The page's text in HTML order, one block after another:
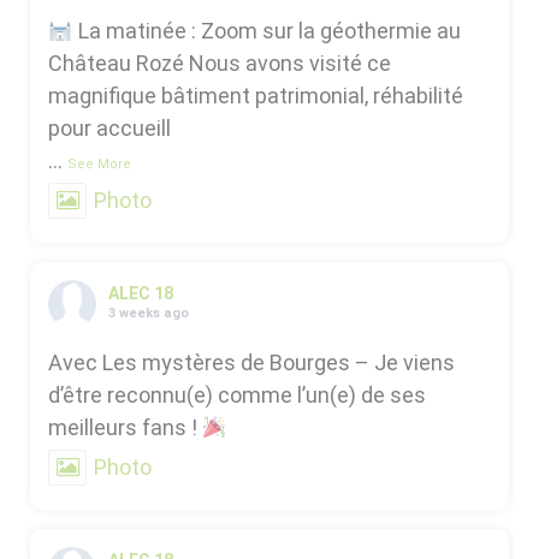
La matinée : Zoom sur la géothermie au
Château Rozé Nous avons visité ce
magnifique bâtiment patrimonial, réhabilité
pour accueill
... See More
Photo
ALEC 18
3 weeks ago
Avec Les mystères de Bourges – Je viens
d’être reconnu(e) comme l’un(e) de ses
meilleurs fans !
Photo